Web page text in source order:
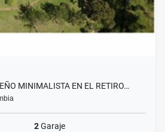
MINIMALISTA EN EL RETIRO…
2Garaje